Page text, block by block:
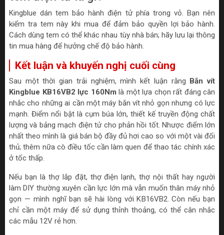
Kingblue dán tem bảo hành điện tử phía trong vỏ. Bạn nên
kiểm tra tem này khi mua để đảm bảo quyền lợi bảo hành.
Cách dùng tem có thể khác nhau tùy nhà bán; hãy lưu lại thông
tin mua hàng để hưởng chế độ bảo hành.
Kết luận và khuyến nghị cuối cùng
Sau một thời gian trải nghiệm, mình kết luận rằng Bắn vít
Kingblue KB16VB2 lực 160Nm là một lựa chọn rất đáng cân
nhắc cho những ai cần một máy bắn vít nhỏ gọn nhưng có lực
mạnh. Điểm nổi bật là cụm búa lớn, thiết kế truyền động chất
lượng và bảng mạch điện tử cho phản hồi tốt. Nhược điểm lớn
nhất theo mình là giá bán bộ đầy đủ hơi cao so với một vài đối
thủ; thêm nữa cò điều tốc cần làm quen để thao tác chính xác
ở tốc thấp.
Nếu bạn là thợ lắp đặt, thợ điện lạnh, thợ nội thất hay người
làm DIY thường xuyên cần lực lớn mà vẫn muốn thân máy nhỏ
gọn — mình nghĩ bạn sẽ hài lòng với KB16VB2. Còn nếu bạn
chỉ cần một máy để sử dụng thỉnh thoảng, có thể cân nhắc
các mẫu 12V rẻ hơn.